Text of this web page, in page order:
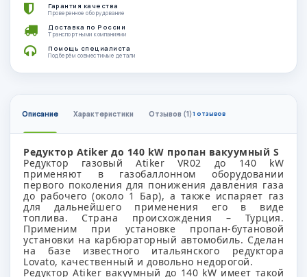
Гарантия качества
Проверенное оборудование
Доставка по России
Транспортными компаниями
Помощь специалиста
Подберём совместимые детали
Описание Характеристики Отзывов (1)1 отзывов
Редуктор Atiker до 140 kW пропан вакуумный S
Редуктор газовый Atiker VR02 до 140 kW
применяют в газобаллонном оборудовании
первого поколения для понижения давления газа
до рабочего (около 1 Бар), а также испаряет газ
для дальнейшего применения его в виде
топлива. Страна происхождения – Турция.
Применим при установке пропан-бутановой
установки на карбюраторный автомобиль. Сделан
на базе известного итальянского редуктора
Lovato, качественный и довольно недорогой.
Редуктор Atiker вакуумный до 140 kW имеет такой